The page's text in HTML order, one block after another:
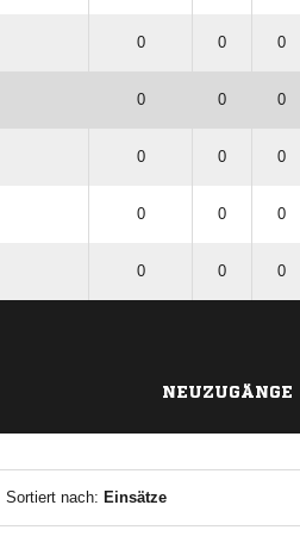
0 0 0
0 0 0
0 0 0
0 0 0
0 0 0
NEUZUGÄNGE
Sortiert nach: Einsätze